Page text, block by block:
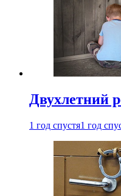
Двухлетний
1 год спустя1 год